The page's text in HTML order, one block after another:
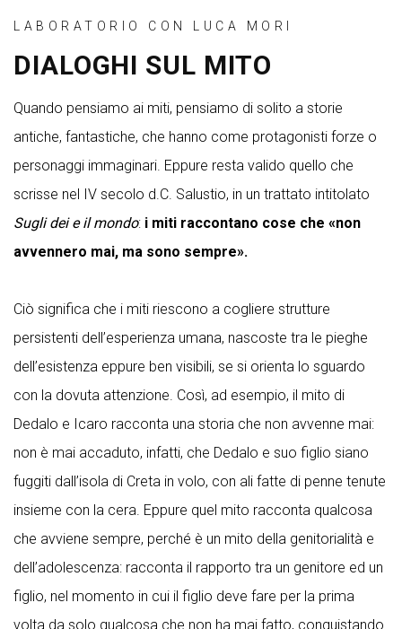
LABORATORIO CON LUCA MORI
DIALOGHI SUL MITO
Quando pensiamo ai miti, pensiamo di solito a storie
antiche, fantastiche, che hanno come protagonisti forze o
personaggi immaginari. Eppure resta valido quello che
scrisse nel IV secolo d.C. Salustio, in un trattato intitolato
Sugli dei e il mondo: i miti raccontano cose che «non
avvennero mai, ma sono sempre».
Ciò significa che i miti riescono a cogliere strutture
persistenti dell’esperienza umana, nascoste tra le pieghe
dell’esistenza eppure ben visibili, se si orienta lo sguardo
con la dovuta attenzione. Così, ad esempio, il mito di
Dedalo e Icaro racconta una storia che non avvenne mai:
non è mai accaduto, infatti, che Dedalo e suo figlio siano
fuggiti dall’isola di Creta in volo, con ali fatte di penne tenute
insieme con la cera. Eppure quel mito racconta qualcosa
che avviene sempre, perché è un mito della genitorialità e
dell’adolescenza: racconta il rapporto tra un genitore ed un
figlio, nel momento in cui il figlio deve fare per la prima
volta da solo qualcosa che non ha mai fatto, conquistando